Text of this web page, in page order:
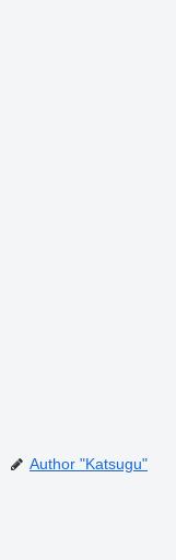
Author "Katsugu"